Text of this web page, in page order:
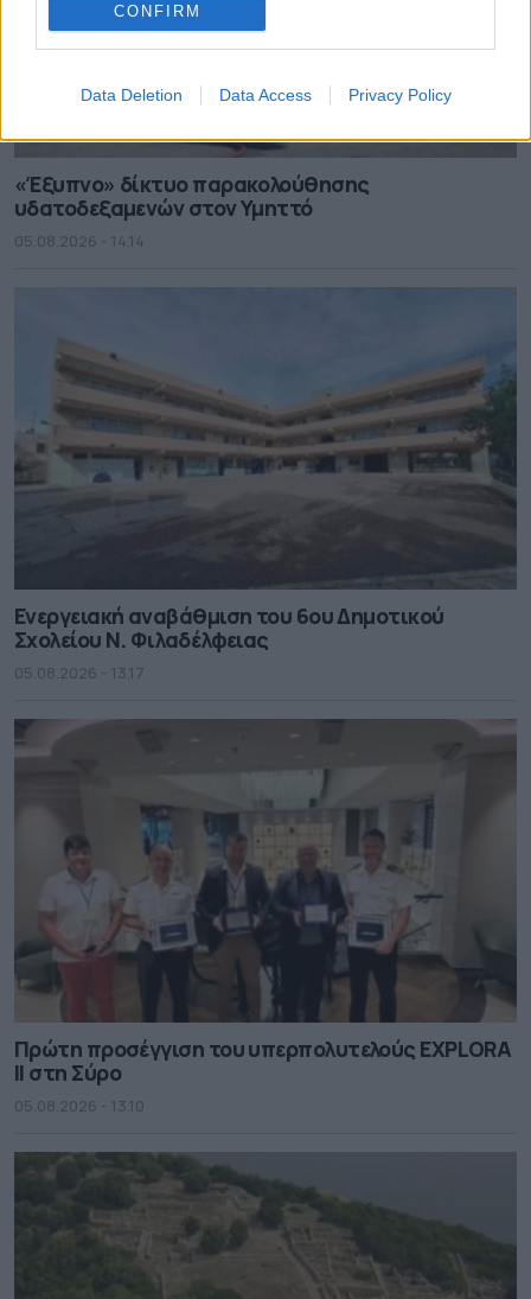
CONFIRM
Data Deletion Data Access Privacy Policy
«Έξυπνο» δίκτυο παρακολούθησης
υδατοδεξαμενών στον Υμηττό
05.08.2026 - 14.14
Ενεργειακή αναβάθμιση του 6ου Δημοτικού
Σχολείου Ν. Φιλαδέλφειας
05.08.2026 - 13.17
Πρώτη προσέγγιση του υπερπολυτελούς EXPLORA
II στη Σύρο
05.08.2026 - 13.10